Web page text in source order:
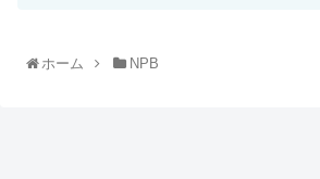
ホーム NPB